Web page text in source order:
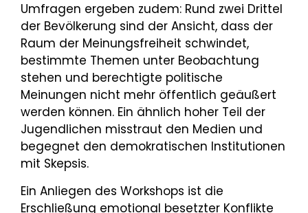
Umfragen ergeben zudem: Rund zwei Drittel
der Bevölkerung sind der Ansicht, dass der
Raum der Meinungsfreiheit schwindet,
bestimmte Themen unter Beobachtung
stehen und berechtigte politische
Meinungen nicht mehr öffentlich geäußert
werden können. Ein ähnlich hoher Teil der
Jugendlichen misstraut den Medien und
begegnet den demokratischen Institutionen
mit Skepsis.
Ein Anliegen des Workshops ist die
Erschließung emotional besetzter Konflikte